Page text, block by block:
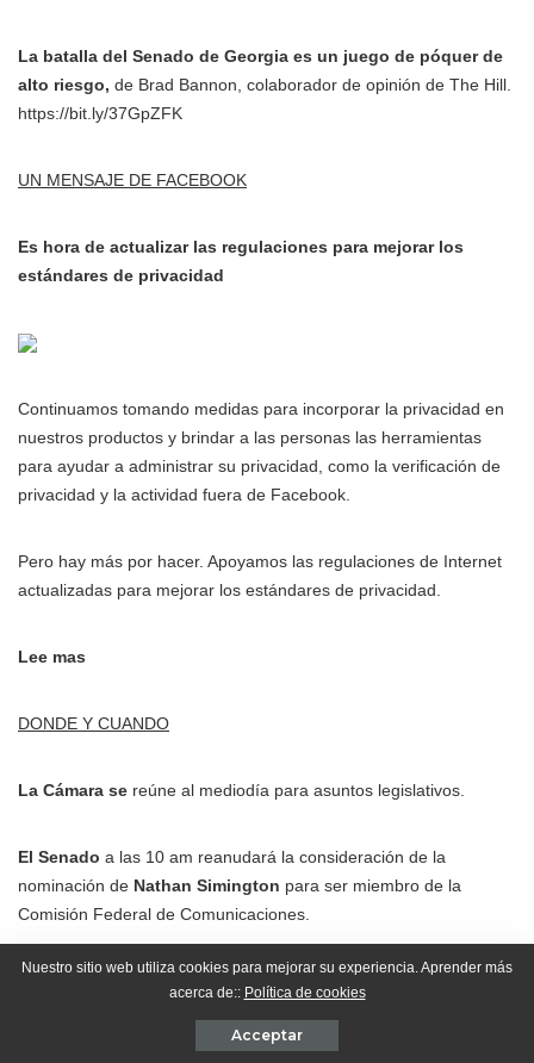
La batalla del Senado de Georgia es un juego de póquer de
alto riesgo, de Brad Bannon, colaborador de opinión de The Hill.
https://bit.ly/37GpZFK
UN MENSAJE DE FACEBOOK
Es hora de actualizar las regulaciones para mejorar los
estándares de privacidad
Continuamos tomando medidas para incorporar la privacidad en
nuestros productos y brindar a las personas las herramientas
para ayudar a administrar su privacidad, como la verificación de
privacidad y la actividad fuera de Facebook.
Pero hay más por hacer. Apoyamos las regulaciones de Internet
actualizadas para mejorar los estándares de privacidad.
Lee mas
DONDE Y CUANDO
La Cámara se reúne al mediodía para asuntos legislativos.
El Senado a las 10 am reanudará la consideración de la
nominación de Nathan Simington para ser miembro de la
Comisión Federal de Comunicaciones.
hará comentarios sobre el progreso de la vacuna
Nuestro sitio web utiliza cookies para mejorar su experiencia. Aprender más
acerca de:: Política de cookies
Acceptar